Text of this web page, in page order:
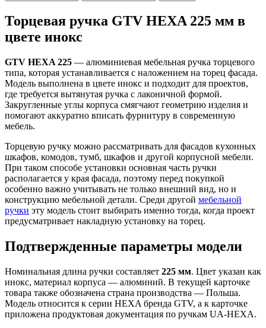
Торцевая ручка GTV HEXA 225 мм в
цвете инокс
GTV HEXA 225 — алюминиевая мебельная ручка торцевого
типа, которая устанавливается с наложением на торец фасада.
Модель выполнена в цвете инокс и подходит для проектов,
где требуется вытянутая ручка с лаконичной формой.
Закругленные углы корпуса смягчают геометрию изделия и
помогают аккуратно вписать фурнитуру в современную
мебель.
Торцевую ручку можно рассматривать для фасадов кухонных
шкафов, комодов, тумб, шкафов и другой корпусной мебели.
При таком способе установки основная часть ручки
располагается у края фасада, поэтому перед покупкой
особенно важно учитывать не только внешний вид, но и
конструкцию мебельной детали. Среди другой мебельной
ручки эту модель стоит выбирать именно тогда, когда проект
предусматривает накладную установку на торец.
Подтвержденные параметры модели
Номинальная длина ручки составляет 225 мм. Цвет указан как
инокс, материал корпуса — алюминий. В текущей карточке
товара также обозначена страна производства — Польша.
Модель относится к серии HEXA бренда GTV, а к карточке
приложена продуктовая документация по ручкам UA-HEXA.